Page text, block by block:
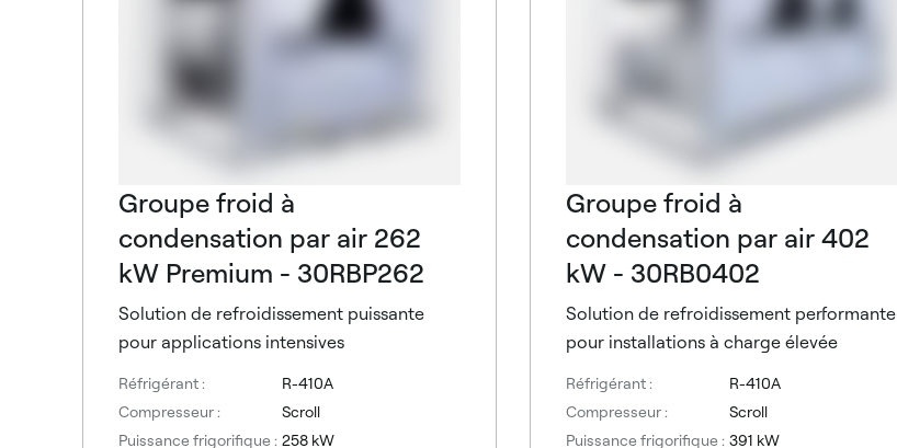
Groupe froid à
condensation par air 262
kW Premium - 30RBP262
Solution de refroidissement puissante
pour applications intensives
Réfrigérant :
R-410A
Compresseur :
Scroll
Puissance frigorifique : 258 kW
Groupe froid à
condensation par air 402
kW - 30RB0402
Solution de refroidissement performante
pour installations à charge élevée
Réfrigérant :
R-410A
Compresseur :
Scroll
Puissance frigorifique : 391 kW